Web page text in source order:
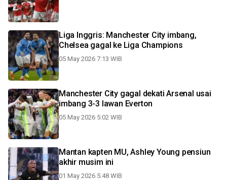
Liga Inggris: Manchester City imbang,
Chelsea gagal ke Liga Champions
05 May 2026 7:13 WIB
Manchester City gagal dekati Arsenal usai
imbang 3-3 lawan Everton
05 May 2026 5:02 WIB
Mantan kapten MU, Ashley Young pensiun
akhir musim ini
01 May 2026 5:48 WIB